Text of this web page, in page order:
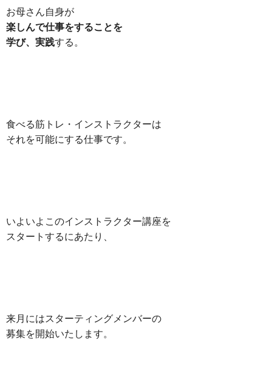
お母さん自身が
楽しんで仕事をすることを
学び、実践する。
食べる筋トレ・インストラクターは
それを可能にする仕事です。
いよいよこのインストラクター講座を
スタートするにあたり、
来月にはスターティングメンバーの
募集を開始いたします。